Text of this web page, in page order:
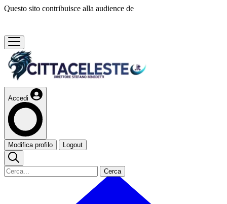
Questo sito contribuisce alla audience de
Accedi
Modifica profilo Logout
Cerca